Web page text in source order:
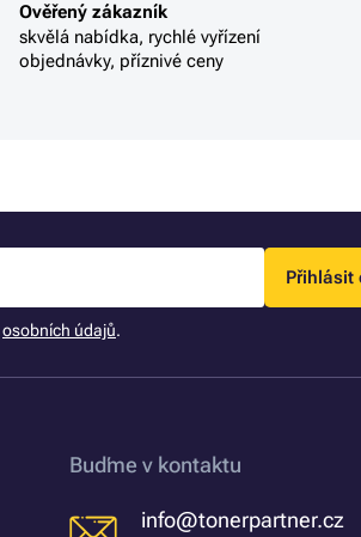
Ověřený zákazník
skvělá nabídka, rychlé vyřízení
objednávky, příznivé ceny
Přihlásit
osobních údajů.
Buďme v kontaktu
info@tonerpartner.cz